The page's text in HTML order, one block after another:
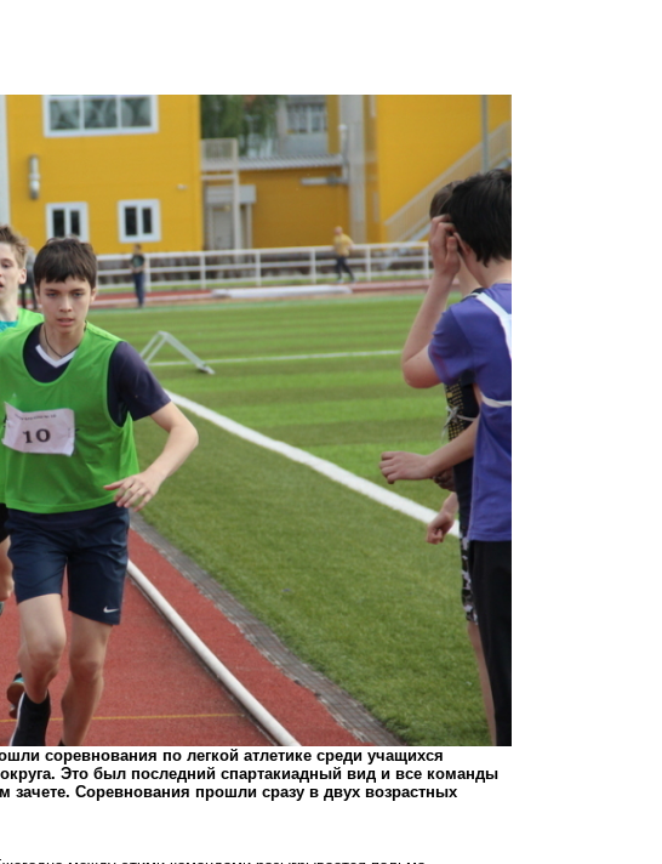
соревнования по легкой атлетике среди учащихся
Это был последний спартакиадный вид и все команды
Соревнования прошли сразу в двух возрастных